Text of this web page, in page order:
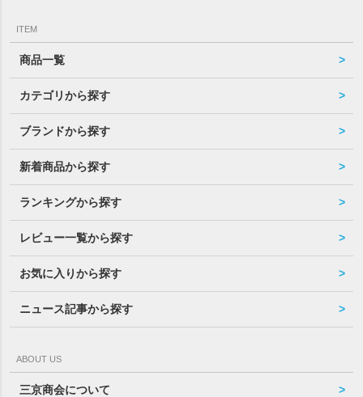
ITEM
商品一覧
カテゴリから探す
ブランドから探す
新着商品から探す
ランキングから探す
レビュー一覧から探す
お気に入りから探す
ニュース記事から探す
ABOUT US
三京商会について